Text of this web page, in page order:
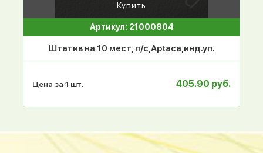
Купить
Артикул: 21000804
Штатив на 10 мест, п/с,Аptaca,инд.уп.
Цена за 1 шт. 405.90 руб.